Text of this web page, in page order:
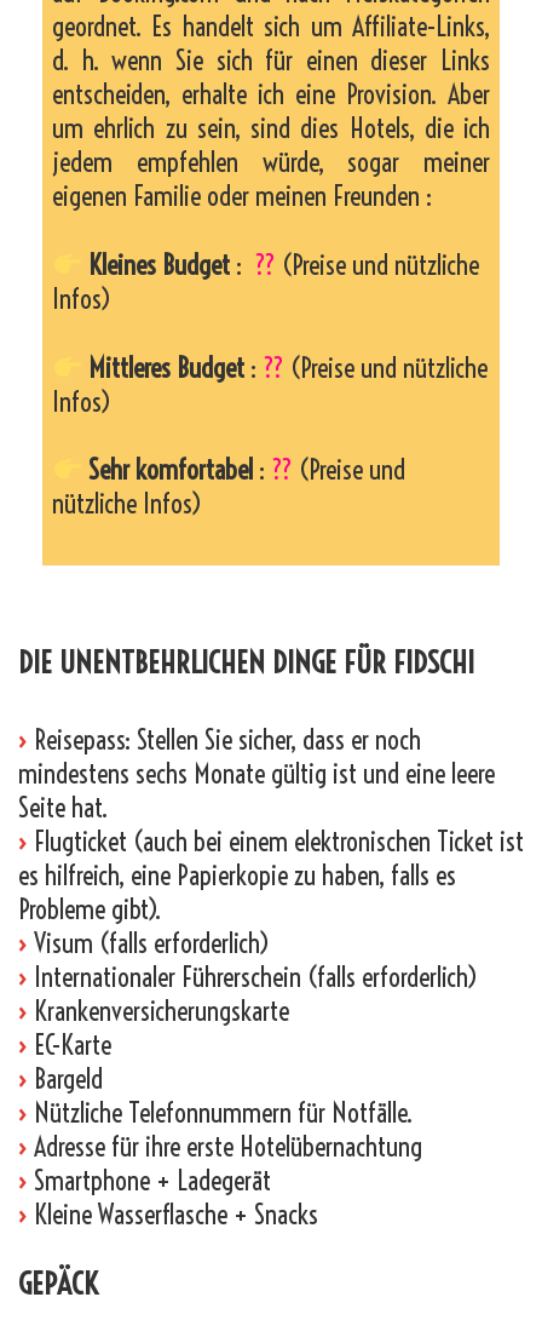
geordnet. Es handelt sich um Affiliate-Links,
d. h. wenn Sie sich für einen dieser Links
entscheiden, erhalte ich eine Provision. Aber
um ehrlich zu sein, sind dies Hotels, die ich
jedem empfehlen würde, sogar meiner
eigenen Familie oder meinen Freunden :
Kleines Budget : ?? (Preise und nützliche
Infos)
Mittleres Budget : ?? (Preise und nützliche
Infos)
Sehr komfortabel : ?? (Preise und
nützliche Infos)
DIE UNENTBEHRLICHEN DINGE FÜR FIDSCHI
› Reisepass: Stellen Sie sicher, dass er noch
mindestens sechs Monate gültig ist und eine leere
Seite hat.
› Flugticket (auch bei einem elektronischen Ticket ist
es hilfreich, eine Papierkopie zu haben, falls es
Probleme gibt).
› Visum (falls erforderlich)
› Internationaler Führerschein (falls erforderlich)
› Krankenversicherungskarte
› EC-Karte
› Bargeld
› Nützliche Telefonnummern für Notfälle.
› Adresse für ihre erste Hotelübernachtung
› Smartphone + Ladegerät
› Kleine Wasserflasche + Snacks
GEPÄCK